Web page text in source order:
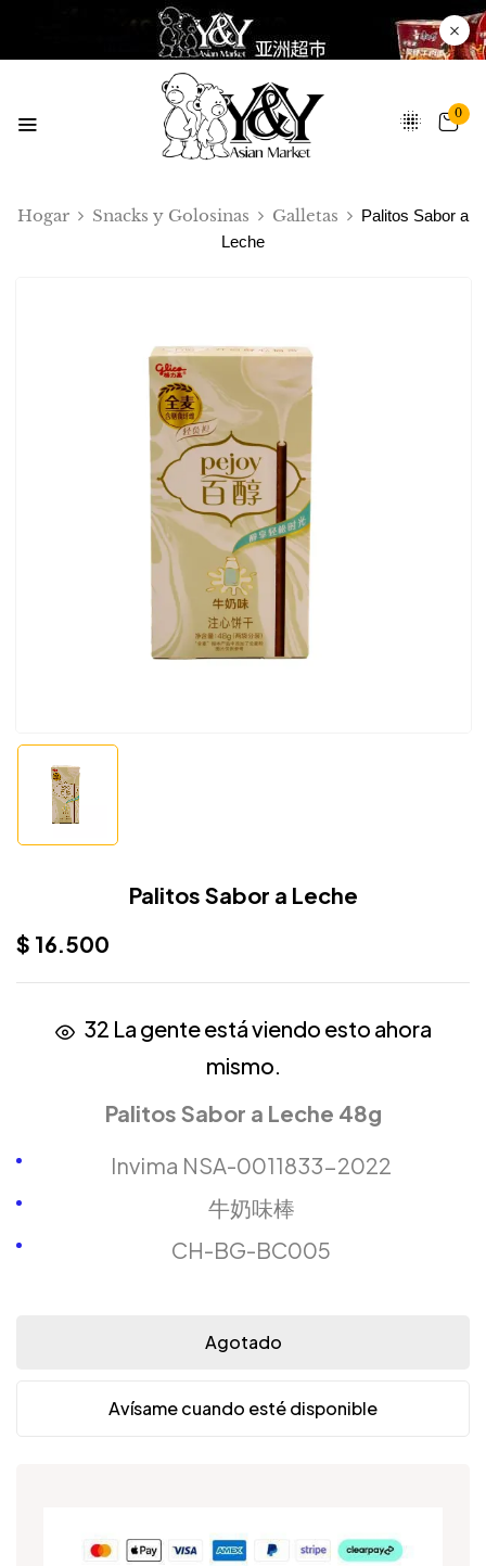
0
Hogar Snacks y Golosinas Galletas
Palitos Sabor a
Leche
Palitos Sabor a Leche
$ 16.500
32 La gente está viendo esto ahora
mismo.
Palitos Sabor a Leche 48g
Invima NSA-0011833-2022
牛奶味棒
CH-BG-BC005
Agotado
Avísame cuando esté disponible